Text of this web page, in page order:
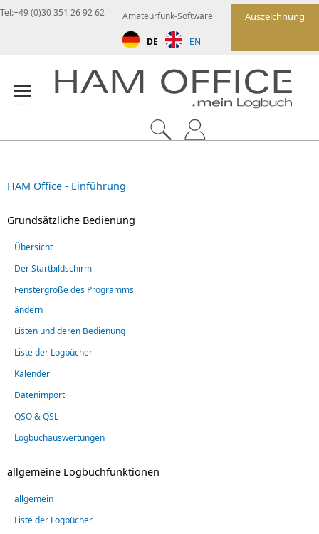
Auszeichnung
Amateurfunk-Software
DE EN
Tel:+49 (0)30 351 26 92 62
HAM Office - Einführung
Grundsätzliche Bedienung
Übersicht
Der Startbildschirm
Fenstergröße des Programms
ändern
Listen und deren Bedienung
Liste der Logbücher
Kalender
Datenimport
QSO & QSL
Logbuchauswertungen
allgemeine Logbuchfunktionen
allgemein
Liste der Logbücher